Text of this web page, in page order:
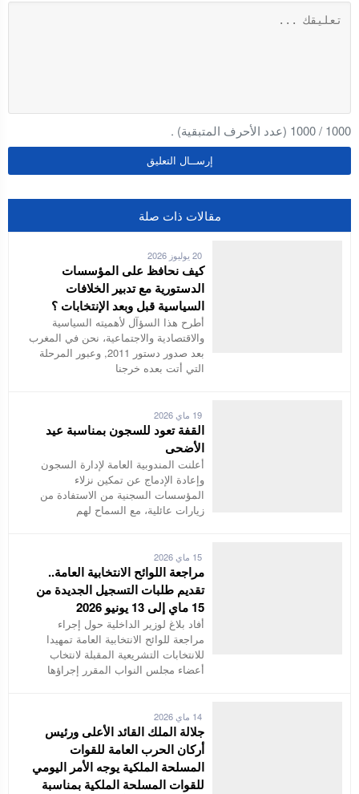
1000
/
1000 (عدد الأحرف المتبقية) .
مقالات ذات صلة
20 يوليوز 2026
كيف نحافظ على المؤسسات
الدستورية مع تدبير الخلافات
السياسية قبل وبعد الإنتخابات ؟
أطرح هذا السؤآل لأهميته السياسية
والاقتصادية والاجتماعية، نحن في المغرب
بعد صدور دستور 2011, وعبور المرحلة
التي أتت بعده خرجنا
19 ماي 2026
القفة تعود للسجون بمناسبة عيد
الأضحى
أعلنت المندوبية العامة لإدارة السجون
وإعادة الإدماج عن تمكين نزلاء
المؤسسات السجنية من الاستفادة من
زيارات عائلية، مع السماح لهم
15 ماي 2026
مراجعة اللوائح الانتخابية العامة..
تقديم طلبات التسجيل الجديدة من
15 ماي إلى 13 يونيو 2026
أفاد بلاغ لوزير الداخلية حول إجراء
مراجعة للوائح الانتخابية العامة تمهيدا
للانتخابات التشريعية المقبلة لانتخاب
أعضاء مجلس النواب المقرر إجراؤها
14 ماي 2026
جلالة الملك القائد الأعلى ورئيس
أركان الحرب العامة للقوات
المسلحة الملكية يوجه الأمر اليومي
للقوات المسلحة الملكية بمناسبة